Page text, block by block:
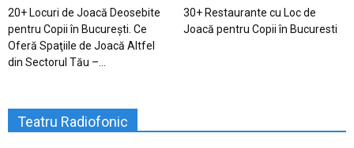
20+ Locuri de Joacă Deosebite
pentru Copii în Bucureşti. Ce
Oferă Spaţiile de Joacă Altfel
din Sectorul Tău –...
30+ Restaurante cu Loc de
Joacă pentru Copii în Bucuresti
Teatru Radiofonic